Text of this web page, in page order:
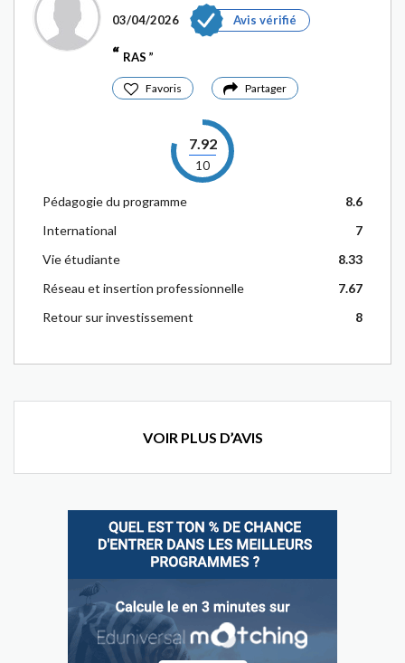
03/04/2026
Avis vérifié
RAS
Favoris Partager
7.92
10
Pédagogie du programme
8.6
International
7
Vie étudiante
8.33
Réseau et insertion professionnelle
7.67
Retour sur investissement
8
VOIR PLUS D’AVIS